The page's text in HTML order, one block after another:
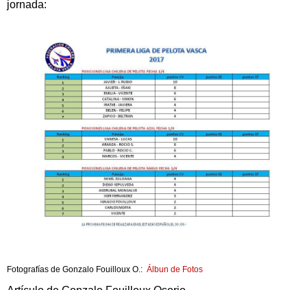
jornada:
Fotografías de Gonzalo Fouilloux O.: Álbun de Fotos